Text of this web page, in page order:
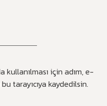
kullanılması için adım, e-
tarayıcıya kaydedilsin.